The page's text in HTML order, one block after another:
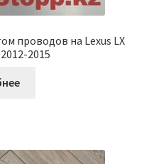
проводов на Lexus LX
2015